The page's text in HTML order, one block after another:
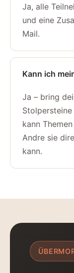
Ja, alle
und eine
Mail.
Kann ich
Ja – bring
kann
Andre sie
kann.